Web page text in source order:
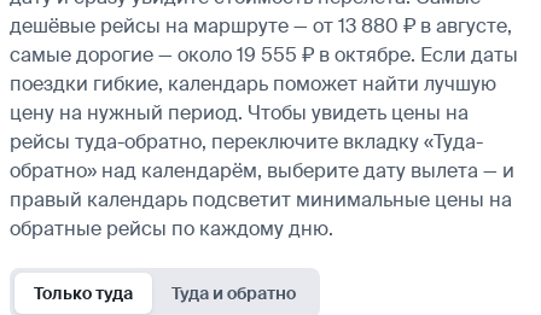
дешёвые рейсы на маршруте — от 13 880 ₽ в августе,
самые дорогие — около 19 555 ₽ в октябре. Если даты
поездки гибкие, календарь поможет найти лучшую
цену на нужный период. Чтобы увидеть цены на
рейсы туда-обратно, переключите вкладку «Туда-
обратно» над календарём, выберите дату вылета — и
правый календарь подсветит минимальные цены на
обратные рейсы по каждому дню.
Только туда Туда и обратно